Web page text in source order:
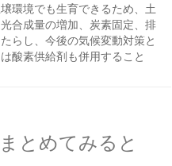
環境でも生育できるため、土
合成量の増加、炭素固定、排
らし、今後の気候変動対策と
酸素供給剤も併用すること
とめてみると